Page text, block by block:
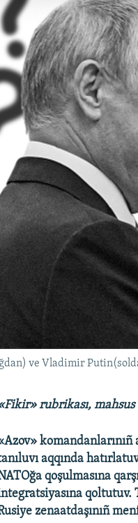
ve Vladimir
rubrikası, mahsus
aqqında
qoşulmasına
zenaatdaşınıñ